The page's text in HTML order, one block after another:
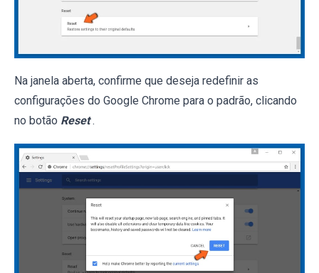
Na janela aberta, confirme que deseja redefinir as
configurações do Google Chrome para o padrão, clicando
no botão Reset .